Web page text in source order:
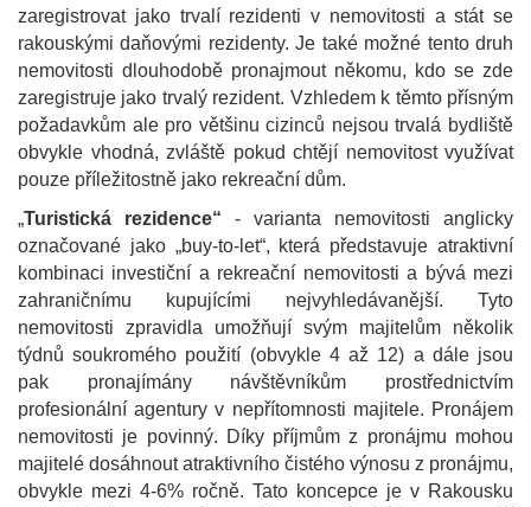
zaregistrovat jako trvalí rezidenti v nemovitosti a stát se
rakouskými daňovými rezidenty. Je také možné tento druh
nemovitosti dlouhodobě pronajmout někomu, kdo se zde
zaregistruje jako trvalý rezident. Vzhledem k těmto přísným
požadavkům ale pro většinu cizinců nejsou trvalá bydliště
obvykle vhodná, zvláště pokud chtějí nemovitost využívat
pouze příležitostně jako rekreační dům.
„Turistická rezidence“ - varianta nemovitosti anglicky
označované jako „buy-to-let“, která představuje atraktivní
kombinaci investiční a rekreační nemovitosti a bývá mezi
zahraničnímu kupujícími nejvyhledávanější. Tyto
nemovitosti zpravidla umožňují svým majitelům několik
týdnů soukromého použití (obvykle 4 až 12) a dále jsou
pak pronajímány návštěvníkům prostřednictvím
profesionální agentury v nepřítomnosti majitele. Pronájem
nemovitosti je povinný. Díky příjmům z pronájmu mohou
majitelé dosáhnout atraktivního čistého výnosu z pronájmu,
obvykle mezi 4-6% ročně. Tato koncepce je v Rakousku